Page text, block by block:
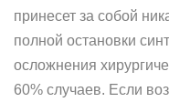
принесет за собой
полной остановки
осложнения
60% случаев. Если